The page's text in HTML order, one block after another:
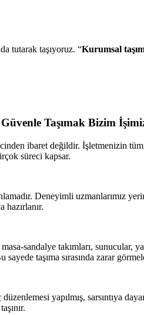
tutarak taşıyoruz. “Kurumsal
Taşımak Bizim
ibaret değildir. İşletmenizin
süreci kapsar.
Deneyimli uzmanlarımız
hazırlanır.
sandalye takımları, sunucular,
taşıma sırasında zarar
düzenlemesi yapılmış, sarsıntıya